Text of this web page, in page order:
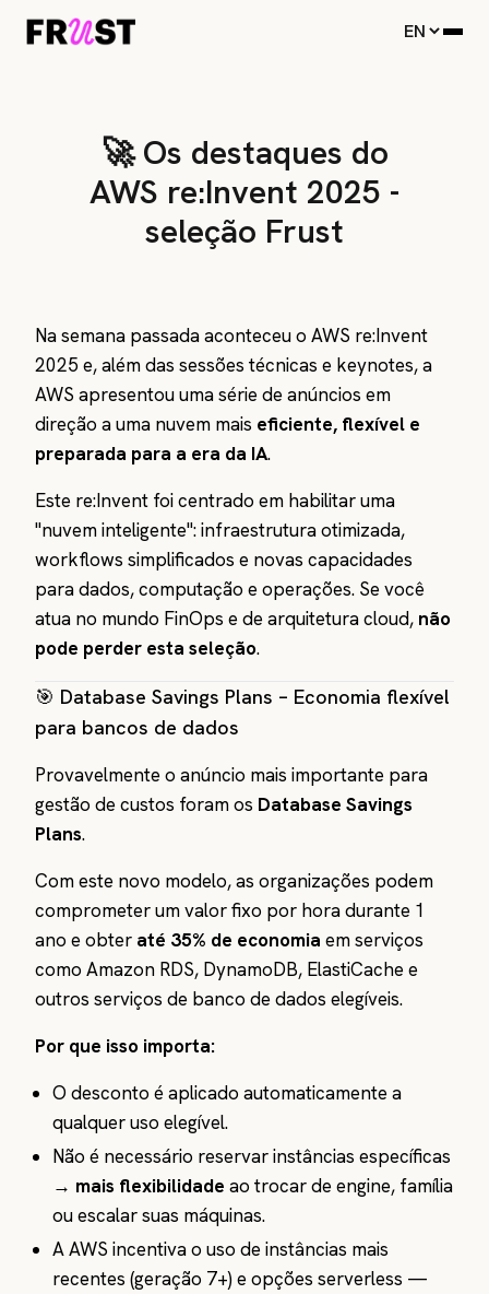
🚀 Os destaques do
AWS re:Invent 2025 -
seleção Frust
Na semana passada aconteceu o AWS re:Invent
2025 e, além das sessões técnicas e keynotes, a
AWS apresentou uma série de anúncios em
direção a uma nuvem mais eficiente, flexível e
preparada para a era da IA.
Este re:Invent foi centrado em habilitar uma
"nuvem inteligente": infraestrutura otimizada,
workflows simplificados e novas capacidades
para dados, computação e operações. Se você
atua no mundo FinOps e de arquitetura cloud, não
pode perder esta seleção.
🎯 Database Savings Plans – Economia flexível
para bancos de dados
Provavelmente o anúncio mais importante para
gestão de custos foram os Database Savings
Plans.
Com este novo modelo, as organizações podem
comprometer um valor fixo por hora durante 1
ano e obter até 35% de economia em serviços
como Amazon RDS, DynamoDB, ElastiCache e
outros serviços de banco de dados elegíveis.
Por que isso importa:
O desconto é aplicado automaticamente a
qualquer uso elegível.
Não é necessário reservar instâncias específicas
→ mais flexibilidade ao trocar de engine, família
ou escalar suas máquinas.
A AWS incentiva o uso de instâncias mais
recentes (geração 7+) e opções serverless —